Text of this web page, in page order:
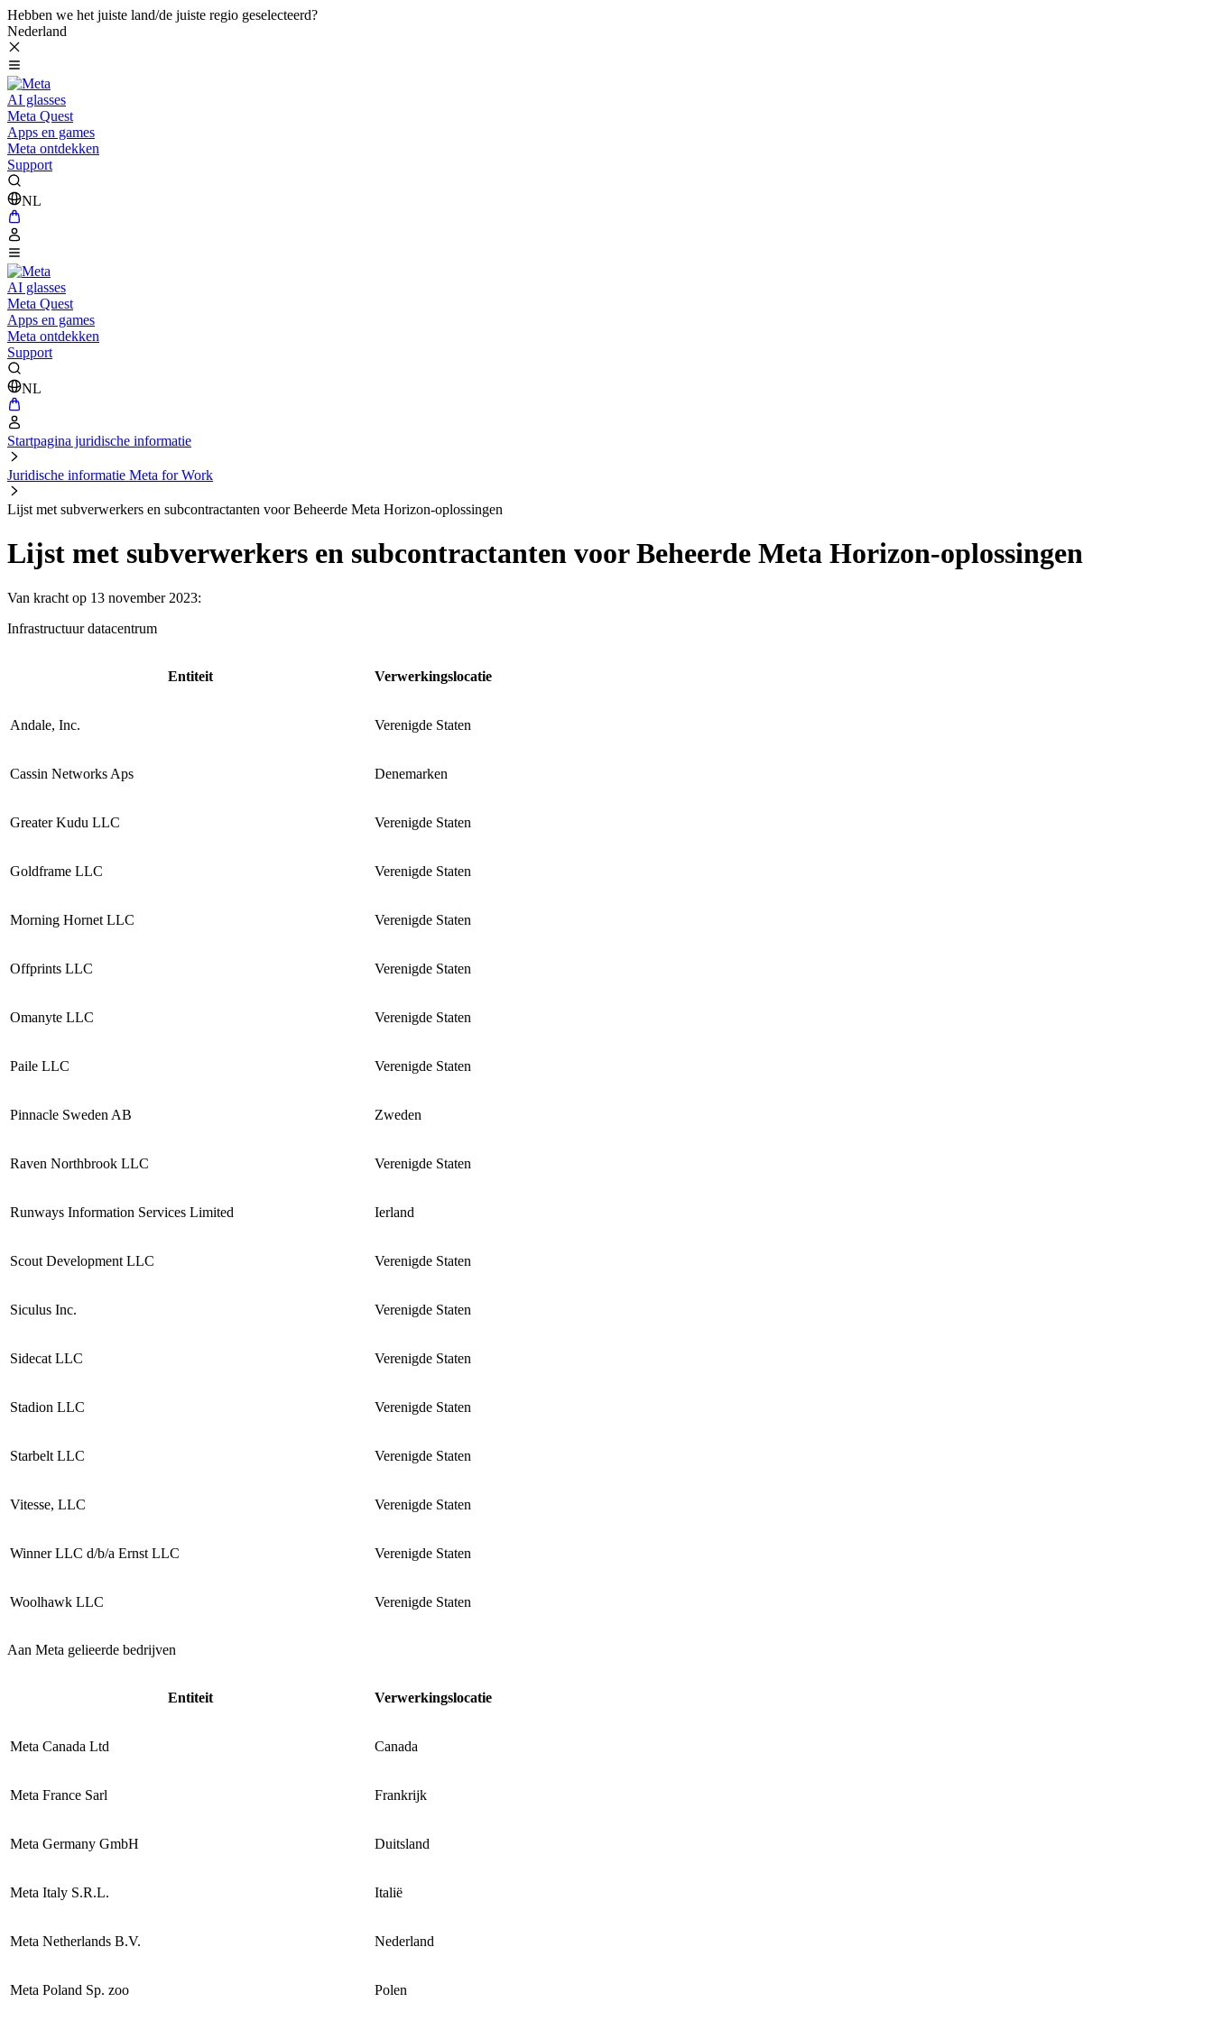
Hebben we het juiste land/de juiste regio geselecteerd?
Nederland
AI glasses
Meta Quest
Apps en games
Meta ontdekken
Support
NL
AI glasses
Meta Quest
Apps en games
Meta ontdekken
Support
NL
Startpagina juridische informatie
Juridische informatie Meta for Work
Lijst met subverwerkers en subcontractanten voor Beheerde Meta Horizon-oplossingen
Lijst met subverwerkers en subcontractanten voor Beheerde Meta Horizon-oplossingen
Van kracht op 13 november 2023:
Infrastructuur datacentrum
Entiteit Verwerkingslocatie
Andale, Inc. Verenigde Staten
Cassin Networks Aps Denemarken
Greater Kudu LLC Verenigde Staten
Goldframe LLC Verenigde Staten
Morning Hornet LLC Verenigde Staten
Offprints LLC Verenigde Staten
Omanyte LLC Verenigde Staten
Paile LLC Verenigde Staten
Pinnacle Sweden AB Zweden
Raven Northbrook LLC Verenigde Staten
Runways Information Services Limited Ierland
Scout Development LLC Verenigde Staten
Siculus Inc. Verenigde Staten
Sidecat LLC Verenigde Staten
Stadion LLC Verenigde Staten
Starbelt LLC Verenigde Staten
Vitesse, LLC Verenigde Staten
Winner LLC d/b/a Ernst LLC Verenigde Staten
Woolhawk LLC Verenigde Staten
Aan Meta gelieerde bedrijven
Entiteit Verwerkingslocatie
Meta Canada Ltd Canada
Meta France Sarl Frankrijk
Meta Germany GmbH Duitsland
Meta Italy S.R.L. Italië
Meta Netherlands B.V. Nederland
Meta Poland Sp. zoo Polen